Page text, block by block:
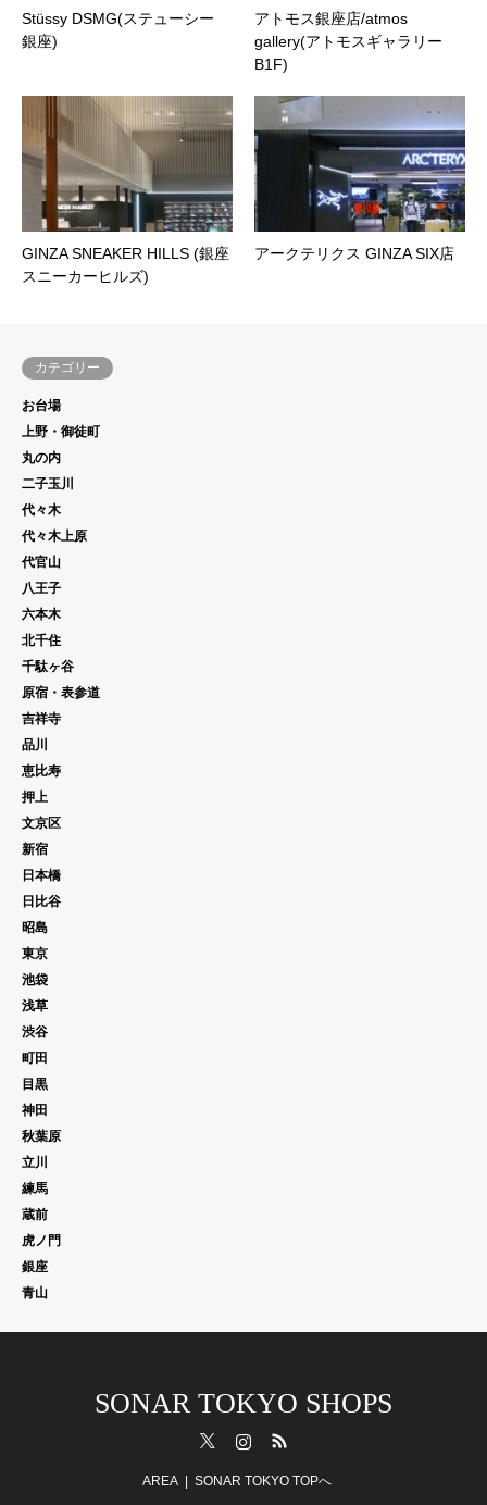
Stüssy DSMG(ステューシー
銀座)
アトモス銀座店/atmos
gallery(アトモスギャラリー
B1F)
GINZA SNEAKER HILLS (銀座
スニーカーヒルズ)
アークテリクス GINZA SIX店
カテゴリー
お台場
上野・御徒町
丸の内
二子玉川
代々木
代々木上原
代官山
八王子
六本木
北千住
千駄ヶ谷
原宿・表参道
吉祥寺
品川
恵比寿
押上
文京区
新宿
日本橋
日比谷
昭島
東京
池袋
浅草
渋谷
町田
目黒
神田
秋葉原
立川
練馬
蔵前
虎ノ門
銀座
青山
SONAR TOKYO SHOPS
AREA SONAR TOKYO TOPへ